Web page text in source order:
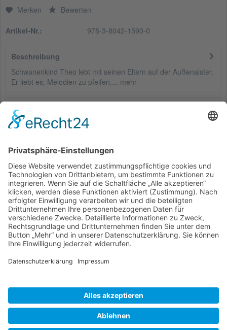
Merken Bewerten
Artikel-Nr.: 978-3-8042-1590-0
Beschreibung
Schwanenkind Theo lebt mit seinen Eltern auf der Außenalster.
Er liebt es, Melodien zu pfeifen.... mehr
Bewertungen
Bewertungen lesen, schreiben und diskutieren...
Service Hotline
Shop Service
Informationen
* Alle Preise inkl. gesetzl. Mehrwertsteuer zzgl.Versandkostenund ggf.
Nachnahmegebühren, wenn nicht anders beschrieben
Bestellung Downloads
Widerrufsbelehrung Datenschutz
Impressum